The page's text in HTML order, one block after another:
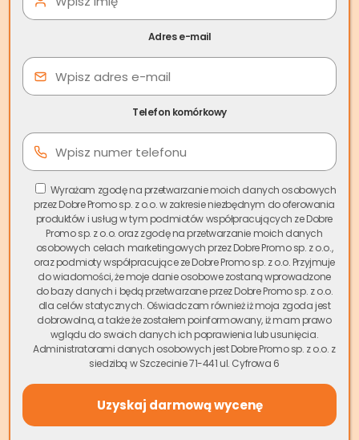
Spis treści
Sprzedaż mieszkania w
Polsce przez pełnomocnika
Skup.io – fachową pomoc i
bezpieczna transakcja
Pan Henryk skontaktował się zeSkupem nieruchomości w
WarszawieSkup.io. Już podczas pierwszej rozmowy
potwierdziliśmy, żesprzedaż mieszkania z USA bez
przyjazdu do Polski jest możliwa, a cały proces może
przebiec w pełni bezpiecznie przez pełnomocnictwo.
Wskazaliśmy krok po kroku, jakie dokumenty będą
potrzebne, jak wygląda procedura udzielenia
pełnomocnictwa do sprzedaży nieruchomości za granicą
oraz jak przebiega cały proces sprzedaży nieruchomości w
Zapewniliśmy panu Henrykowi dedykowanego
opiekuna, który prowadził go przez cały proces
Adres e-mail
Telefon komórkowy
Wyrażam zgodę na przetwarzanie moich danych osobowych
przez Dobre Promo sp. z o.o. w zakresie niezbędnym do oferowania
produktów i usług w tym podmiotów współpracujących ze Dobre
Promo sp. z o.o. oraz zgodę na przetwarzanie moich danych
osobowych celach marketingowych przez Dobre Promo sp. z o.o.,
oraz podmioty współpracujące ze Dobre Promo sp. z o.o. Przyjmuje
do wiadomości, że moje danie osobowe zostaną wprowadzone
do bazy danych i będą przetwarzane przez Dobre Promo sp. z o.o.
dla celów statycznych. Oświadczam również iż moja zgoda jest
dobrowolna, a także że zostałem poinformowany, iż mam prawo
wglądu do swoich danych ich poprawienia lub usunięcia.
Administratorami danych osobowych jest Dobre Promo sp. z o.o. z
siedzibą w Szczecinie 71-441 ul. Cyfrowa 6